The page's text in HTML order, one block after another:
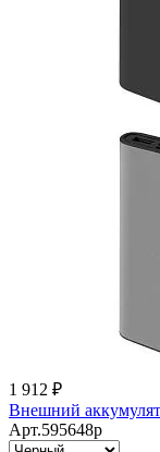
1 912 ₽
Внешний
Арт.595648p